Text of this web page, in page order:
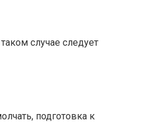
случае следует
подготовка к